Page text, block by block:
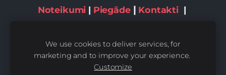
Noteikumi | Piegāde | Kontakti|
We use cookies to deliver services, for
marketing and to improve your experience.
Customize